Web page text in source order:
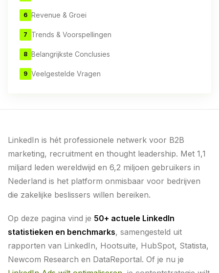
6 Revenue & Groei
7 Trends & Voorspellingen
8 Belangrijkste Conclusies
9 Veelgestelde Vragen
LinkedIn is hét professionele netwerk voor B2B
marketing, recruitment en thought leadership. Met 1,1
miljard leden wereldwijd en 6,2 miljoen gebruikers in
Nederland is het platform onmisbaar voor bedrijven
die zakelijke beslissers willen bereiken.
Op deze pagina vind je 50+ actuele LinkedIn
statistieken en benchmarks, samengesteld uit
rapporten van LinkedIn, Hootsuite, HubSpot, Statista,
Newcom Research en DataReportal. Of je nu je